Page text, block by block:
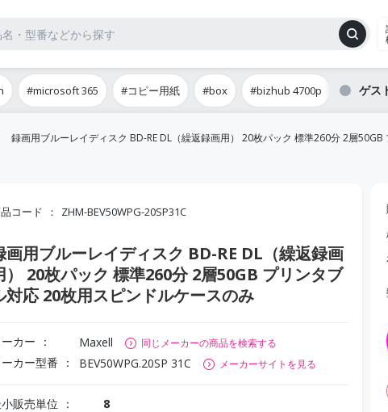
#microsoft 365 #コピー用紙 #box #bizhub 4700p ゲス
録画用ブルーレイディスク BD-RE DL（繰返録画用） 20枚パック 標準260分 2層
コード ZHM-BEV50WPG-20SP31C
画用ブルーレイディスク BD-RE DL（繰返録画
） 20枚パック 標準260分 2層50GB プリンタブ
対応 20枚用スピンドルケースのみ
ーカー Maxell 同じメーカーの商品を検索する
ーカー型番 BEV50WPG.20SP 31C メーカーサイトを見る
販売単位 8